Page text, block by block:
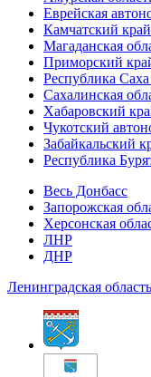
Еврейская
Камчатский край
Магаданская
Приморский
Республика
Сахалинская
Хабаровский
Чукотский
Забайкальский
Республика
Весь Донбасс
Запорожская
Херсонская
ЛНР
ДНР
Ленинградская область